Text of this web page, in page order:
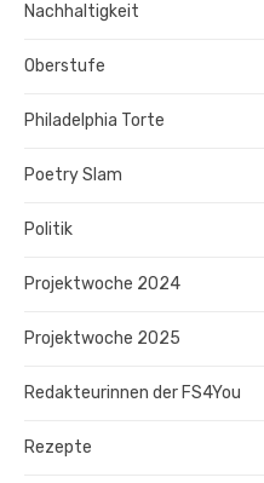
Nachhaltigkeit
Oberstufe
Philadelphia Torte
Poetry Slam
Politik
Projektwoche 2024
Projektwoche 2025
Redakteurinnen der FS4You
Rezepte